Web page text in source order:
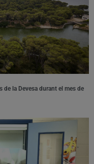
la Devesa durant el mes de